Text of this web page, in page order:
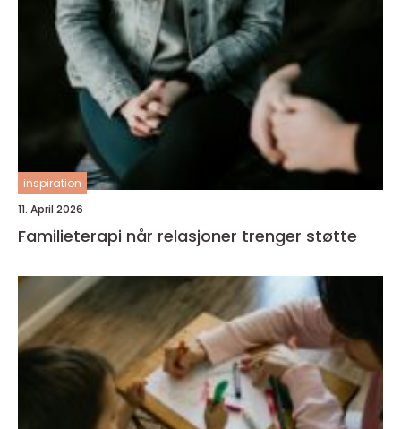
inspiration
11. April 2026
Familieterapi når relasjoner trenger støtte